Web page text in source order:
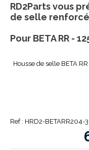
Housse de selle BETA
Ref : HRD2-BETARR204-3
RD2Parts vous
de selle
Pour BETA RR -